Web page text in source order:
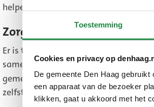
Toestemming
Cookies en privacy op
De gemeente Den Haag
een apparaat van de bezoeker
klikken, gaat u akkoord met het
helpen een beter huis te vinden.
Zorg voor de toekomst
Er is te weinig zorgpersoneel.
samenwerken. Zo krijgt iedereen de
gemeente zorgtechnologie voor thuis
zelfstandig thuis wonen. En